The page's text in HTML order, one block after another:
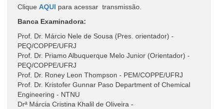
Clique AQUI para acessar transmissão.
Banca Examinadora:
Prof. Dr. Márcio Nele de Sousa (Pres. orientador) -
PEQ/COPPE/UFRJ
Prof. Dr. Priamo Albuquerque Melo Junior (Orientador) -
PEQ/COPPE/UFRJ
Prof. Dr. Roney Leon Thompson - PEM/COPPE/UFRJ
Prof. Dr. Kristofer Gunnar Paso Department of Chemical
Engineering - NTNU
Drª Márcia Cristina Khalil de Oliveira -